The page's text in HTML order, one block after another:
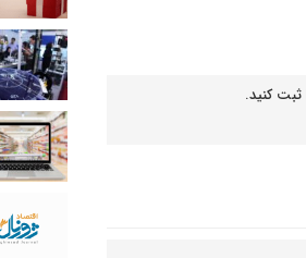
ثبت کنید.